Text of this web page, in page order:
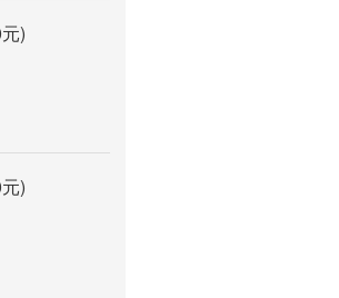
)
)